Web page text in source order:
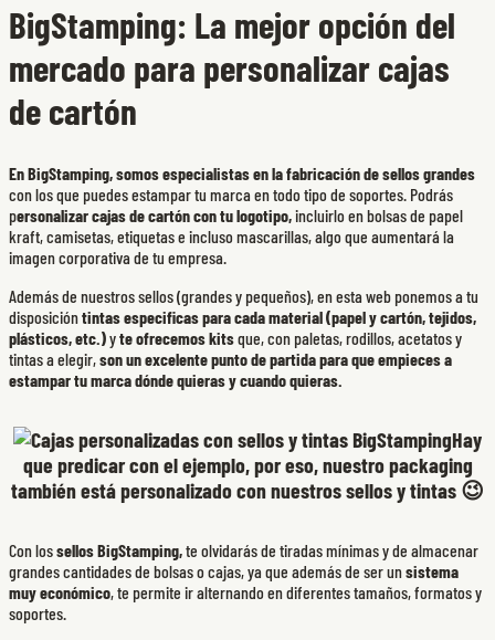
BigStamping: La mejor opción del
mercado para personalizar cajas
de cartón
En BigStamping, somos especialistas en la fabricación de sellos grandes
con los que puedes estampar tu marca en todo tipo de soportes. Podrás
personalizar cajas de cartón con tu logotipo,incluirlo en bolsas de papel
kraft, camisetas, etiquetas e incluso mascarillas, algo que aumentará la
imagen corporativa de tu empresa.
Además de nuestros sellos (grandes y pequeños), en esta web ponemos a tu
disposicióntintas especificas para cada material (papel y cartón, tejidos,
plásticos, etc.)yte ofrecemos kitsque, con paletas, rodillos, acetatos y
tintas a elegir,son un excelente punto de partida para que empieces a
estampar tu marca dónde quieras y cuando quieras.
Hay
que predicar con el ejemplo, por eso, nuestro packaging
también está personalizado con nuestros sellos y tintas 😉
Con lossellos BigStamping,te olvidarás de tiradas mínimas y de almacenar
grandes cantidades de bolsas o cajas, ya que además de ser unsistema
muy económico, te permite ir alternando en diferentes tamaños, formatos y
soportes.